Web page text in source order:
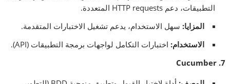
التطبيقات، دعم HTTP requests المتعددة.
المزايا: سهل الاستخدام، يدعم تشغيل الاختبارات المتقدمة.
الاستخدام: اختبارات التكامل لواجهات برمجة التطبيقات (API).
7. Cucumber